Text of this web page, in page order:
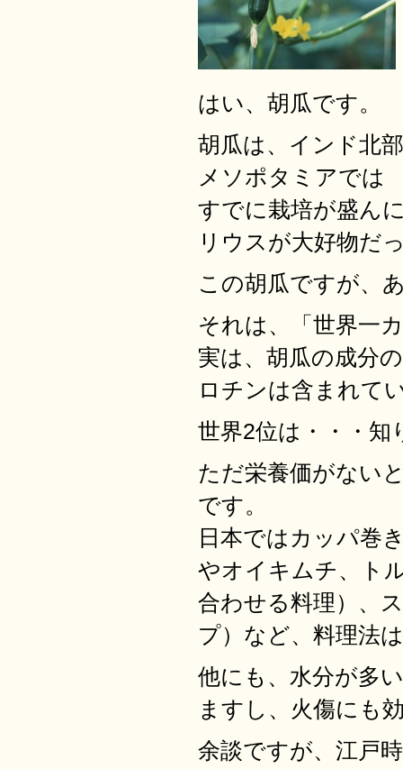
はい、胡瓜です。
胡瓜は、インド北
メソポタミアでは
すでに栽培が盛ん
リウスが大好物だ
この胡瓜ですが、
それは、「世界一
実は、胡瓜の成分
ロチンは含まれて
世界2位は・・・知
ただ栄養価がない
です。
日本ではカッパ巻
やオイキムチ、ト
合わせる料理）、
プ）など、料理法
他にも、水分が多
ますし、火傷にも
余談ですが、江戸